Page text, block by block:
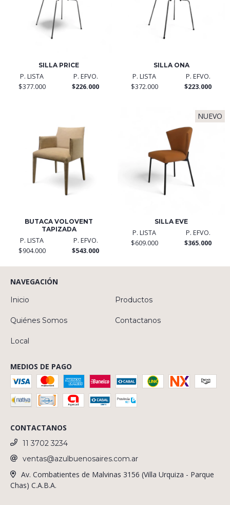
SILLA PRICE
P. LISTA
$377.000
P. EFVO.
$226.000
SILLA ONA
P. LISTA
$372.000
P. EFVO.
$223.000
BUTACA VOLOVENT
TAPIZADA
P. LISTA
$904.000
P. EFVO.
$543.000
NUEVO
SILLA EVE
P. LISTA
$609.000
P. EFVO.
$365.000
NAVEGACIÓN
Inicio Productos
Quiénes Somos Contactanos
Local
MEDIOS DE PAGO
CONTACTANOS
11 3702 3234
ventas@azulbuenosaires.com.ar
Av. Combatientes de Malvinas 3156 (Villa Urquiza - Parque
Chas) C.A.B.A.